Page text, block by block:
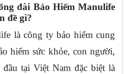
đài Bảo Hiểm Manulife
đề gì?
là công ty bảo hiểm cung
hiểm sức khỏe, con người,
tại Việt Nam đặc biệt là